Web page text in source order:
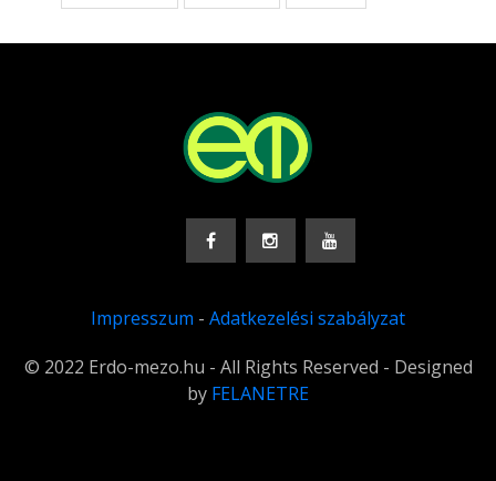
Impresszum - Adatkezelési szabályzat
© 2022 Erdo-mezo.hu - All Rights Reserved - Designed
by FELANETRE